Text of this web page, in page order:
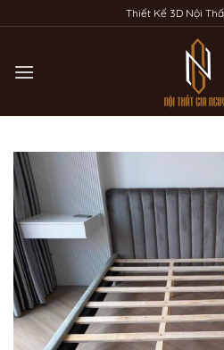
qua
dung
Thiết Kế 3D Nội